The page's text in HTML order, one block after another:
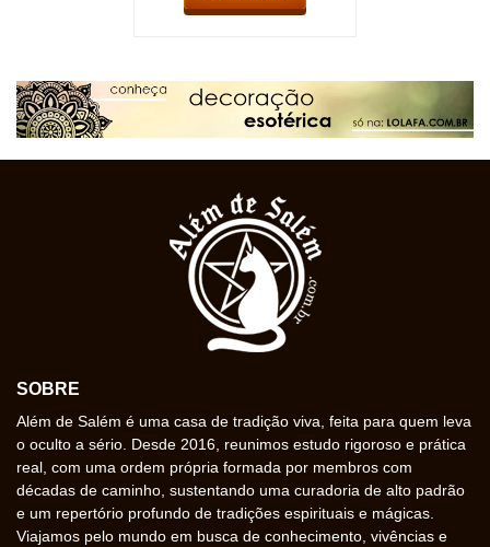
SOBRE
Além de Salém é uma casa de tradição viva, feita para quem leva
o oculto a sério. Desde 2016, reunimos estudo rigoroso e prática
real, com uma ordem própria formada por membros com
décadas de caminho, sustentando uma curadoria de alto padrão
e um repertório profundo de tradições espirituais e mágicas.
Viajamos pelo mundo em busca de conhecimento, vivências e